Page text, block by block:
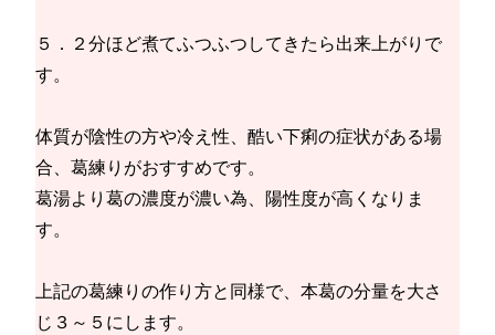
５．２分ほど煮てふつふつしてきたら出来上がりで
す。
体質が陰性の方や冷え性、酷い下痢の症状がある場
合、葛練りがおすすめです。
葛湯より葛の濃度が濃い為、陽性度が高くなりま
す。
上記の葛練りの作り方と同様で、本葛の分量を大さ
じ３～５にします。